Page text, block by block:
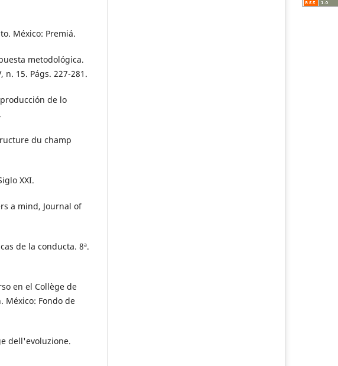
México: Premiá.
metodológica.
15. Págs. 227-281.
de lo
du champ
XXI.
a mind, Journal of
de la conducta. 8ª.
en el Collège de
México: Fondo de
dell'evoluzione.